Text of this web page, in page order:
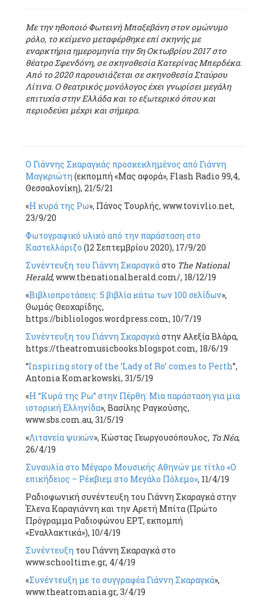
Με την ηθοποιό Φωτεινή Μπαξεβάνη στον ομώνυμο
ρόλο, το κείμενο μεταφέρθηκε επί σκηνής με
εναρκτήρια ημερομηνία την 5η Οκτωβρίου 2017 στο
θέατρο Σφενδόνη, σε σκηνοθεσία Κατερίνας Μπερδέκα.
Από το 2020 παρουσιάζεται σε σκηνοθεσία Σταύρου
Λίτινα. Ο θεατρικός μονόλογος έχει γνωρίσει μεγάλη
επιτυχία στην Ελλάδα και το εξωτερικό όπου και
περιοδεύει μέχρι και σήμερα.
Ο Γιάννης Σκαραγκάς προσκεκλημένος από Γιάννη
Μαγκριώτη (εκπομπή «Μας αφορά», Flash Radio 99,4,
Θεσσαλονίκη), 21/5/21
«Η κυρά της Ρω», Πάνος Τουρλής, www.tovivlio.net,
23/9/20
Φωτογραφικό υλικό από την παράσταση στο
Καστελλόριζο (12 Σεπτεμβρίου 2020), 17/9/20
Συνέντευξη του Γιάννη Σκαραγκάστο The National
Herald, www.thenationalherald.com/, 18/12/19
«Βιβλιοπροτάσεις: 5 βιβλία κάτω των 100 σελίδων»,
Θωμάς Θεοχαρίδης,
https://bibliologos.wordpress.com, 10/7/19
Συνέντευξη του Γιάννη Σκαραγκάστην Αλεξία Βλάρα,
https://theatromusicbooks.blogspot.com, 18/6/19
“Inspiring story of the ‘Lady of Ro’ comes to Perth”,
Antonia Komarkowski, 31/5/19
«Η “Κυρά της Ρω” στην Πέρθη: Μια παράσταση για μια
ιστορική Ελληνίδα», Βασίλης Ραγκούσης,
www.sbs.com.au, 31/5/19
«Λιτανεία ψυχών», Κώστας Γεωργουσόπουλος, Τα Νέα,
26/4/19
Συναυλία στο Μέγαρο Μουσικής Αθηνών με τίτλο «Ο
επικήδειος – Ρέκβιεμ στο Μεγάλο Πόλεμο», 11/4/19
Ραδιοφωνική συνέντευξη του Γιάννη Σκαραγκά στην
Έλενα Καραγιάννη και την Αρετή Μπίτα (Πρώτο
Πρόγραμμα Ραδιοφώνου ΕΡΤ, εκπομπή
«Εναλλακτικά»), 10/4/19
Συνέντευξη του Γιάννη Σκαραγκά στο
www.schooltime.gr, 4/4/19
«Συνέντευξη με το συγγραφέα Γιάννη Σκαραγκά»,
www.theatromania.gr, 3/4/19